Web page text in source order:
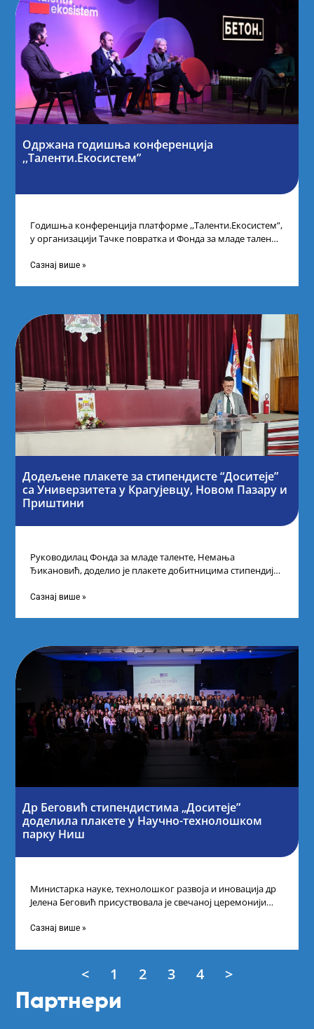
Одржана годишња конференција
,,Таленти.Екосистем”
Годишња конференција платформе ,,Таленти.Екосистем”,
у организацији Тачке повратка и Фонда за младе таленте
Сазнај више »
Додељене плакете за стипендисте “Доситеје”
са Универзитета у Крагујевцу, Новом Пазару и
Приштини
Руководилац Фонда за младе таленте, Немања
Ђикановић, доделио је плакете добитницима стипендије
Сазнај више »
Др Беговић стипендистима „Доситеје”
доделила плакете у Научно-технолошком
парку Ниш
Министарка науке, технолошког развоја и иновација др
Јелена Беговић присуствовала је свечаној церемонији
„Доситеја” Фонда
Сазнај више »
< 1 2 3 4 >
Партнери